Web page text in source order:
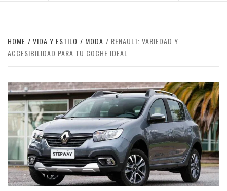
HOME VIDA Y ESTILO MODA
RENAULT: VARIEDAD Y
ACCESIBILIDAD PARA TU COCHE IDEAL